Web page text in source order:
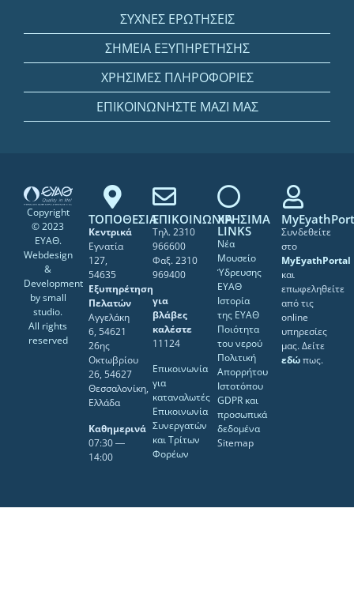
ΣΥΧΝΕΣ ΕΡΩΤΗΣΕΙΣ
ΣΗΜΕΙΑ ΕΞΥΠΗΡΕΤΗΣΗΣ
ΧΡΗΣΙΜΕΣ ΠΛΗΡΟΦΟΡΙΕΣ
ΕΠΙΚΟΙΝΩΝΗΣΤΕ ΜΑΖΙ ΜΑΣ
Copyright
© 2023
ΕΥΑΘ.
Webdesign
&
Development
bysmall
studio.
All rights
reserved
ΤΟΠΟΘΕΣΙΑ
Κεντρικά
Εγνατία
127,
54635
Εξυπηρέτηση
Πελατών
Αγγελάκη
6, 54621
26ης
Οκτωβρίου
26, 54627
Θεσσαλονίκη,
Ελλάδα
Καθημερινά
07:30 ―
14:00
ΕΠΙΚΟΙΝΩΝΙΑ
Τηλ. 2310
966600
Φαξ. 2310
969400
για
βλάβες
καλέστε
11124
Επικοινωνία
για
καταναλωτές
Επικοινωνία
Συνεργατών
και Τρίτων
Φορέων
ΧΡΗΣΙΜΑ
LINKS
Νέα
Μουσείο
Ύδρευσης
ΕΥΑΘ
Ιστορία
της ΕΥΑΘ
Ποιότητα
του νερού
Πολιτική
Απορρήτου
Ιστοτόπου
GDPR και
προσωπικά
δεδομένα
Sitemap
Συνδεθείτε
στο
MyEyathPortal
και
επωφεληθείτε
από τις
online
υπηρεσίες
μας. Δείτε
εδώπως.